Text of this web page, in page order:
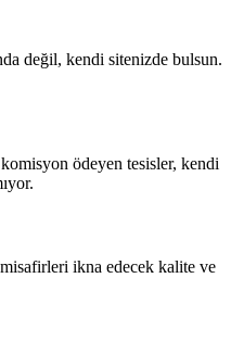
değil, kendi sitenizde bulsun.
ödeyen tesisler, kendi
ikna edecek kalite ve